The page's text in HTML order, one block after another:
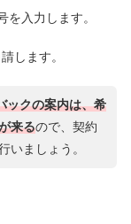
入力します。
します。
ックの案内は、希
来るので、契約
いましょう。